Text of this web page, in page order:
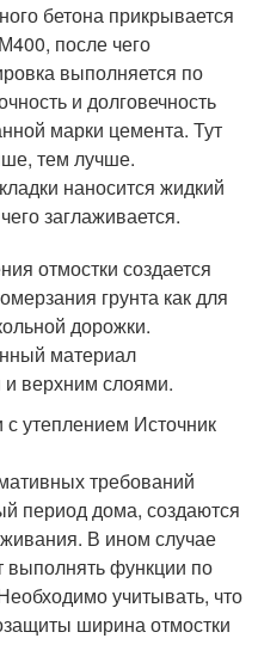
бетона прикрывается
после чего
выполняется по
и долговечность
марки цемента. Тут
тем лучше.
наносится жидкий
заглаживается.
отмостки создается
грунта как для
дорожки.
материал
верхним слоями.
утеплением Источник
требований
период дома, создаются
В ином случае
выполнять функции по
учитывать, что
ширина отмостки